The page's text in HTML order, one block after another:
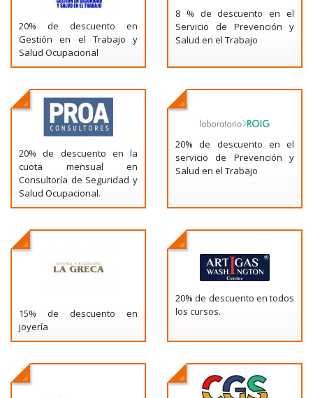
20% de descuento en
Gestión en el Trabajo y
Salud Ocupacional
8 % de descuento en el
Servicio de Prevención y
Salud en el Trabajo
20% de descuento en la
cuota mensual en
Consultoría de Seguridad y
Salud Ocupacional.
20% de descuento en el
servicio de Prevención y
Salud en el Trabajo
15% de descuento en
joyería
20% de descuento en todos
los cursos.